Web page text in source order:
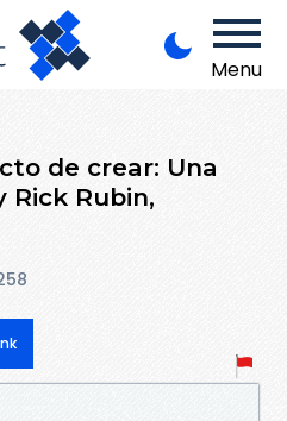
Menu
de crear: Una
Rick Rubin,